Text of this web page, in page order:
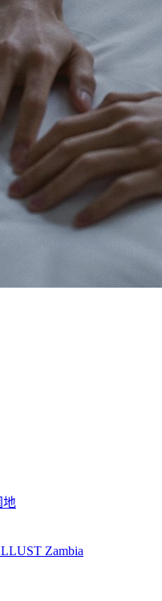
地
Zambia